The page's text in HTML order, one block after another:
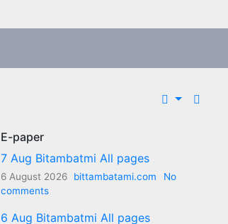
E-paper
7 Aug Bitambatmi All pages
6 August 2026 bittambatami.com
No
comments
6 Aug Bitambatmi All pages